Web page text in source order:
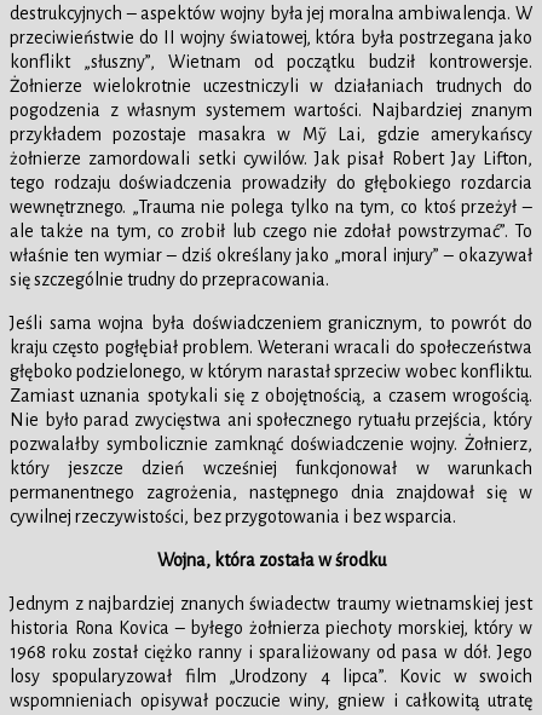
destrukcyjnych – aspektów wojny była jej moralna ambiwalencja. W
przeciwieństwie do II wojny światowej, która była postrzegana jako
konflikt „słuszny”, Wietnam od początku budził kontrowersje.
Żołnierze wielokrotnie uczestniczyli w działaniach trudnych do
pogodzenia z własnym systemem wartości. Najbardziej znanym
przykładem pozostaje masakra w Mỹ Lai, gdzie amerykańscy
żołnierze zamordowali setki cywilów. Jak pisał Robert Jay Lifton,
tego rodzaju doświadczenia prowadziły do głębokiego rozdarcia
wewnętrznego. „Trauma nie polega tylko na tym, co ktoś przeżył –
ale także na tym, co zrobił lub czego nie zdołał powstrzymać”. To
właśnie ten wymiar – dziś określany jako „moral injury” – okazywał
się szczególnie trudny do przepracowania.
Jeśli sama wojna była doświadczeniem granicznym, to powrót do
kraju często pogłębiał problem. Weterani wracali do społeczeństwa
głęboko podzielonego, w którym narastał sprzeciw wobec konfliktu.
Zamiast uznania spotykali się z obojętnością, a czasem wrogością.
Nie było parad zwycięstwa ani społecznego rytuału przejścia, który
pozwalałby symbolicznie zamknąć doświadczenie wojny. Żołnierz,
który jeszcze dzień wcześniej funkcjonował w warunkach
permanentnego zagrożenia, następnego dnia znajdował się w
cywilnej rzeczywistości, bez przygotowania i bez wsparcia.
Wojna, która została w środku
Jednym z najbardziej znanych świadectw traumy wietnamskiej jest
historia Rona Kovica – byłego żołnierza piechoty morskiej, który w
1968 roku został ciężko ranny i sparaliżowany od pasa w dół. Jego
losy spopularyzował film „Urodzony 4 lipca”. Kovic w swoich
wspomnieniach opisywał poczucie winy, gniew i całkowitą utratę